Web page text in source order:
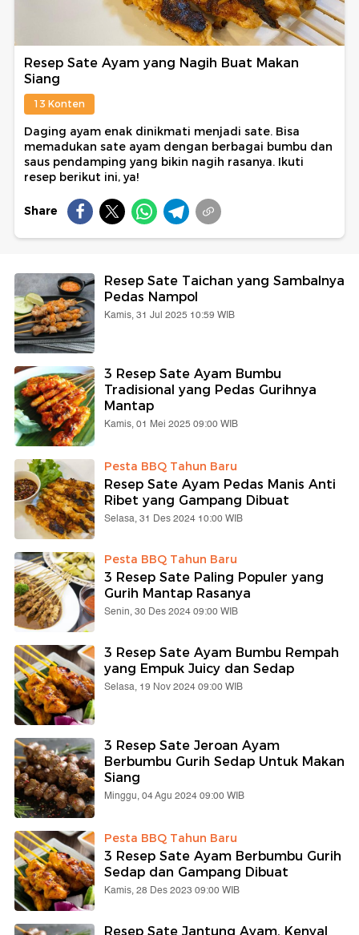
Resep Sate Ayam yang Nagih Buat Makan
Siang
13 Konten
Daging ayam enak dinikmati menjadi sate. Bisa
memadukan sate ayam dengan berbagai bumbu dan
saus pendamping yang bikin nagih rasanya. Ikuti
resep berikut ini, ya!
Share
Resep Sate Taichan yang Sambalnya
Pedas Nampol
Kamis, 31 Jul 2025 10:59 WIB
3 Resep Sate Ayam Bumbu
Tradisional yang Pedas Gurihnya
Mantap
Kamis, 01 Mei 2025 09:00 WIB
Pesta BBQ Tahun Baru
Resep Sate Ayam Pedas Manis Anti
Ribet yang Gampang Dibuat
Selasa, 31 Des 2024 10:00 WIB
Pesta BBQ Tahun Baru
3 Resep Sate Paling Populer yang
Gurih Mantap Rasanya
Senin, 30 Des 2024 09:00 WIB
3 Resep Sate Ayam Bumbu Rempah
yang Empuk Juicy dan Sedap
Selasa, 19 Nov 2024 09:00 WIB
3 Resep Sate Jeroan Ayam
Berbumbu Gurih Sedap Untuk Makan
Siang
Minggu, 04 Agu 2024 09:00 WIB
Pesta BBQ Tahun Baru
3 Resep Sate Ayam Berbumbu Gurih
Sedap dan Gampang Dibuat
Kamis, 28 Des 2023 09:00 WIB
Resep Sate Jantung Ayam, Kenyal